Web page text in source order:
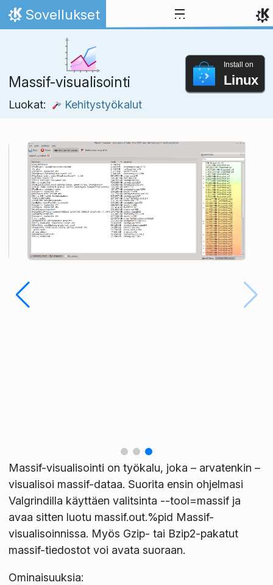
Skip to content
Home
Sovellukset
Massif-visualisointi
Luokat: Kehitystyökalut
Install on
Linux
Massif-visualisointi on työkalu, joka – arvatenkin –
visualisoi massif-dataa. Suorita ensin ohjelmasi
Valgrindilla käyttäen valitsinta --tool=massif ja
avaa sitten luotu massif.out.%pid Massif-
visualisoinnissa. Myös Gzip- tai Bzip2-pakatut
massif-tiedostot voi avata suoraan.
Ominaisuuksia: